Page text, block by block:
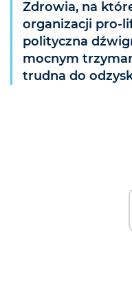
Zdrowia, na
organizacji pro-
polityczna
mocnym
trudna do